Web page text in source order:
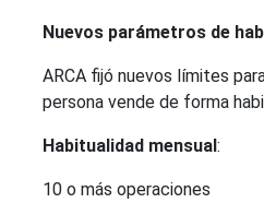
Nuevos parámetros de
ARCA fijó nuevos límites
persona vende de forma
Habitualidad mensual:
10 o más operaciones